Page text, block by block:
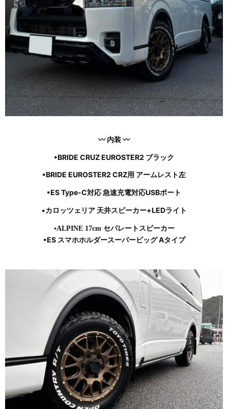
〰 内装 〰
▪BRIDE CRUZ EUROSTER2 ブラック
▪BRIDE EUROSTER2 CRZ用 アームレスト左
▪ES Type-C対応 急速充電対応USBポート
▪カロッツェリア 天井スピーカー+LEDライト
▪ALPINE 17cm セパレートスピーカー
▪ES スマホホルダースーパービッグ Aタイプ